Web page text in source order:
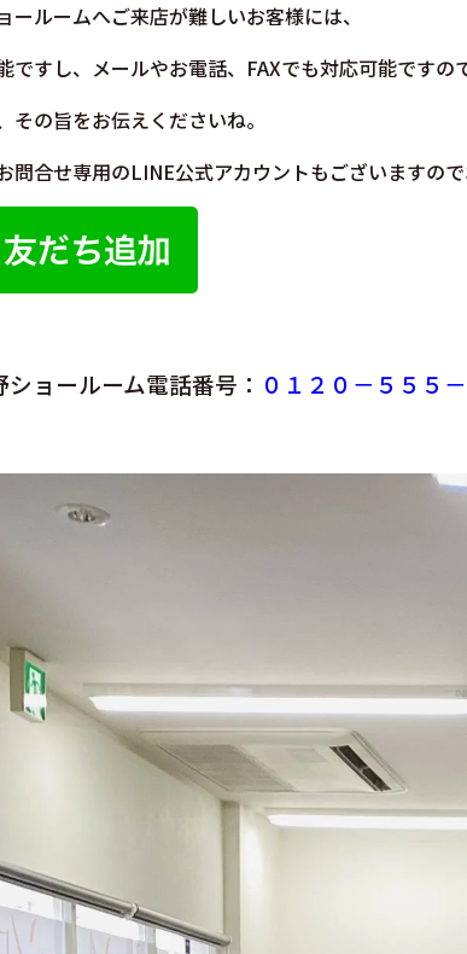
ールームへご来店が難しいお客様には、
ですし、メールやお電話、FAXでも対応可能ですの
その旨をお伝えくださいね。
問合せ専用のLINE公式アカウントもございますので
ショールーム電話番号： ０１２０－５５５